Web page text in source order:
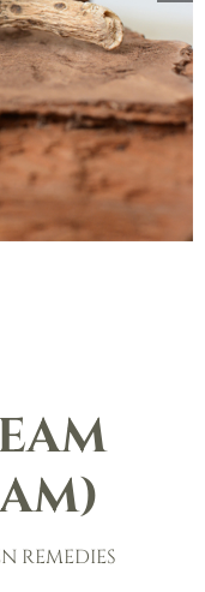
REMEDIES